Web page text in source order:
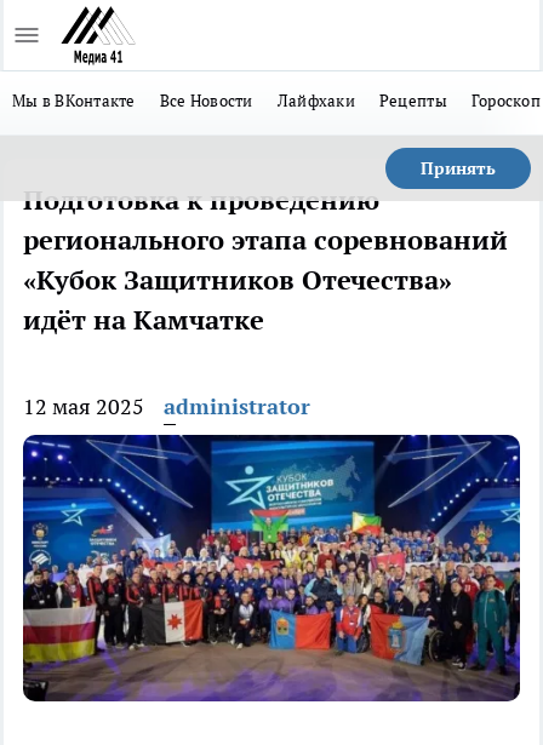
Мы в ВКонтакте Все Новости Лайфхаки Рецепты Гороскоп
Принять
Подготовка к проведению
регионального этапа соревнований
«Кубок Защитников Отечества»
идёт на Камчатке
12 мая 2025 administrator